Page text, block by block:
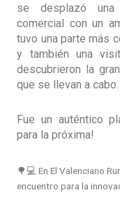
se desplazó una
comercial con un
tuvo una parte más
y también una
descubrieron la
que se llevan a cabo.
Fue un auténtico
para la próxima!
🌳💻 En El Valenciano
encuentro para la